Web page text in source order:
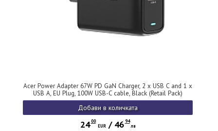
Acer Power Adapter 67W PD GaN Charger, 2 x USB C and 1 x
USB A, EU Plug, 100W USB-C cable, Black (Retail Pack)
Добави в количката
24 00
EUR/ 46 94
лв